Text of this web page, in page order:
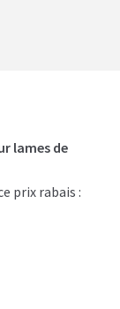
lames de
prix rabais :